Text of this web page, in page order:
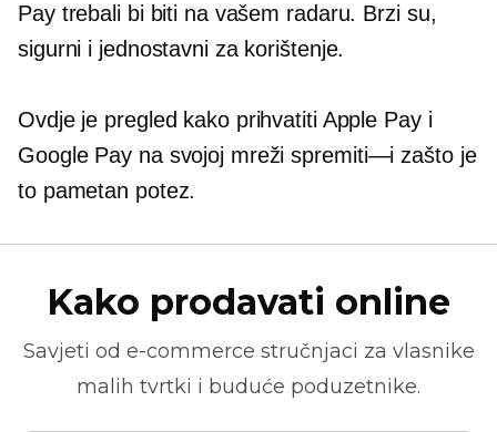
Pay trebali bi biti na vašem radaru. Brzi su,
sigurni i jednostavni za korištenje.
Ovdje je pregled kako prihvatiti Apple Pay i
Google Pay na svojoj mrežispremiti—i zašto je
to pametan potez.
Kako prodavati online
Savjeti od e-commerce stručnjaci za vlasnike
malih tvrtki i buduće poduzetnike.